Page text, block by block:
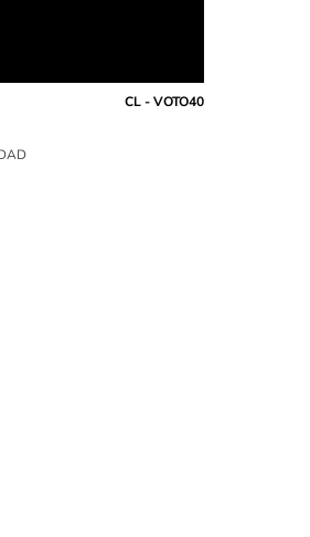
CL - VOTO40